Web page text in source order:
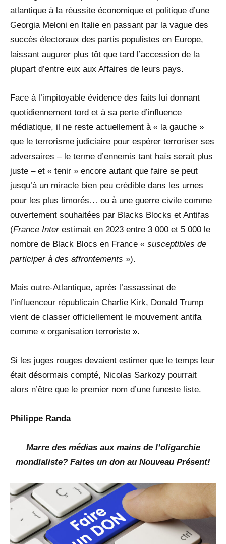
atlantique à la réussite économique et politique d’une
Georgia Meloni en Italie en passant par la vague des
succès électoraux des partis populistes en Europe,
laissant augurer plus tôt que tard l’accession de la
plupart d’entre eux aux Affaires de leurs pays.
Face à l’impitoyable évidence des faits lui donnant
quotidiennement tord et à sa perte d’influence
médiatique, il ne reste actuellement à « la gauche »
que le terrorisme judiciaire pour espérer terroriser ses
adversaires – le terme d’ennemis tant haïs serait plus
juste – et « tenir » encore autant que faire se peut
jusqu’à un miracle bien peu crédible dans les urnes
pour les plus timorés… ou à une guerre civile comme
ouvertement souhaitées par Blacks Blocks et Antifas
(France Interestimait en 2023 entre 3 000 et 5 000 le
nombre de Black Blocs en France « susceptibles de
participer à des affrontements »).
Mais outre-Atlantique, après l’assassinat de
l’influenceur républicain Charlie Kirk, Donald Trump
vient de classer officiellement le mouvement antifa
comme « organisation terroriste ».
Si les juges rouges devaient estimer que le temps leur
était désormais compté, Nicolas Sarkozy pourrait
alors n’être que le premier nom d’une funeste liste.
Philippe Randa
Marre des médias aux mains de l’oligarchie
mondialiste? Faites un don au Nouveau Présent!